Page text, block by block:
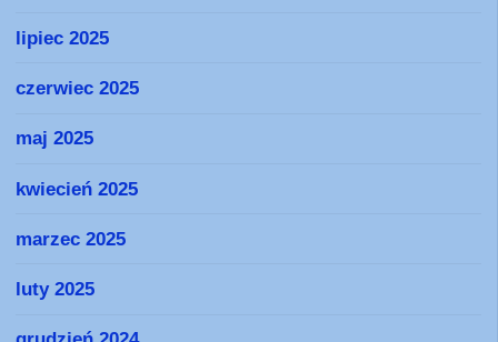
lipiec 2025
czerwiec 2025
maj 2025
kwiecień 2025
marzec 2025
luty 2025